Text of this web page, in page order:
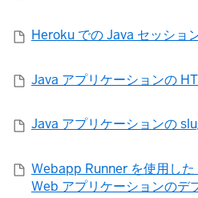
Heroku での Java セッショ
Java アプリケーションの
Java アプリケーションの
Webapp Runner を使用し
Web アプリケーションのデ